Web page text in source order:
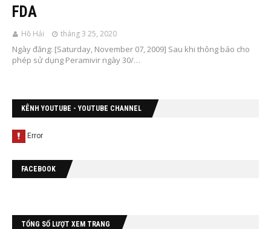
FDA
Hồ Hải tháng 3 25, 2020
Ngày đăng: [Saturday, November 07, 2009] Sau khi thông báo cho
phép sử dụng Peramivir ngày 30/…
KÊNH YOUTUBE - YOUTUBE CHANNEL
FACEBOOK
TỔNG SỐ LƯỢT XEM TRANG